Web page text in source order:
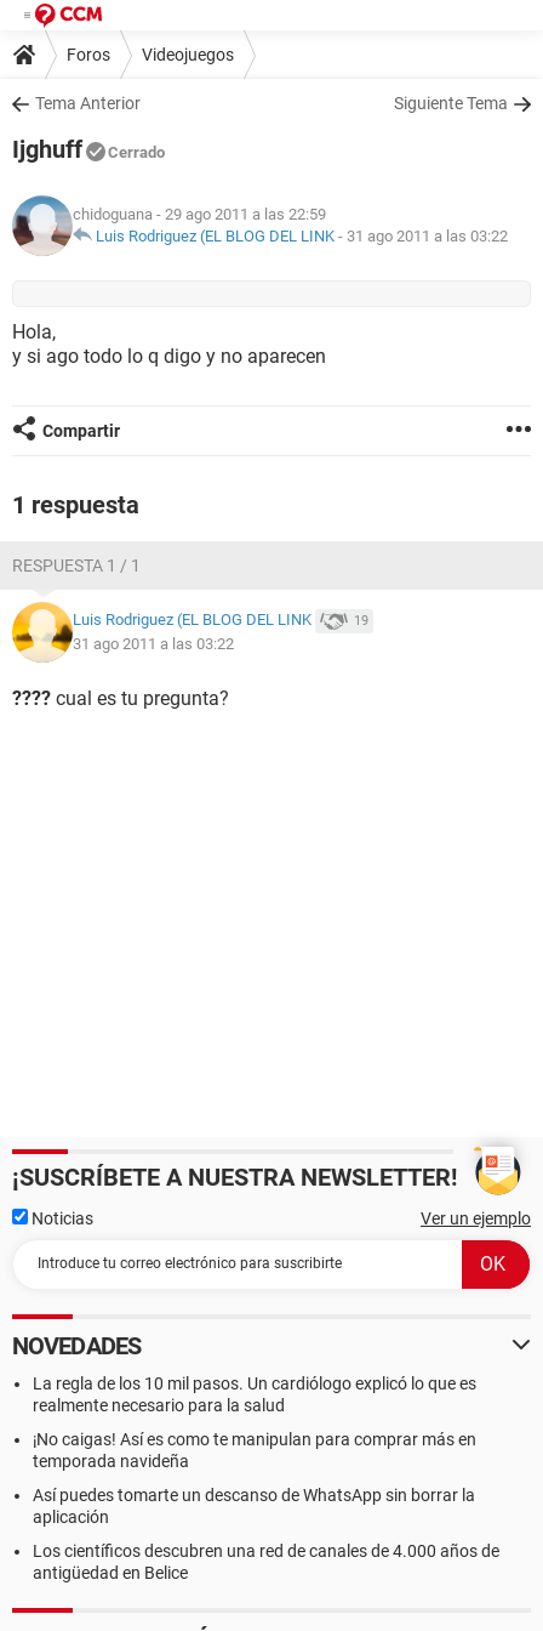
Foros Videojuegos
Tema Anterior Siguiente Tema
Ijghuff Cerrado
chidoguana - 29 ago 2011 a las 22:59
Luis Rodriguez (EL BLOG DEL LINK - 31 ago 2011 a las 03:22
Hola,
y si ago todo lo q digo y no aparecen
Compartir
1 respuesta
RESPUESTA 1 / 1
Luis Rodriguez (EL BLOG DEL LINK 19
31 ago 2011 a las 03:22
???? cual es tu pregunta?
¡SUSCRÍBETE A NUESTRA NEWSLETTER!
Noticias Ver un ejemplo
NOVEDADES
La regla de los 10 mil pasos. Un cardiólogo explicó lo que es
realmente necesario para la salud
¡No caigas! Así es como te manipulan para comprar más en
temporada navideña
Así puedes tomarte un descanso de WhatsApp sin borrar la
aplicación
Los científicos descubren una red de canales de 4.000 años de
antigüedad en Belice